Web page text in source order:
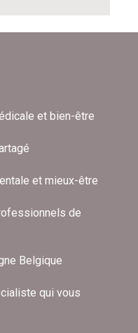
et bien-être
et mieux-être
de
Belgique
qui vous